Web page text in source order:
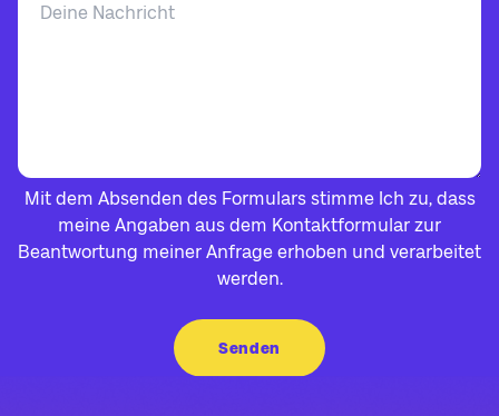
Mit dem Absenden des Formulars stimme Ich zu, dass
meine Angaben aus dem Kontaktformular zur
Beantwortung meiner Anfrage erhoben und verarbeitet
werden.